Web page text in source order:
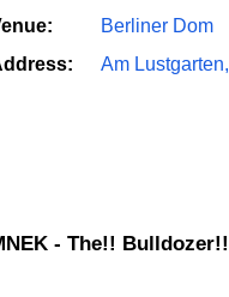
Berliner Dom
Am
MNEK - The!!